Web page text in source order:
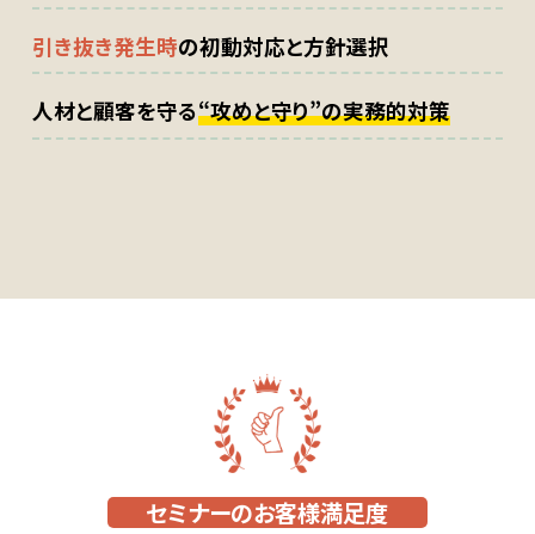
引き抜き発生時の初動対応と方針選択
人材と顧客を守る“攻めと守り”の実務的対策
セミナーのお客様満足度